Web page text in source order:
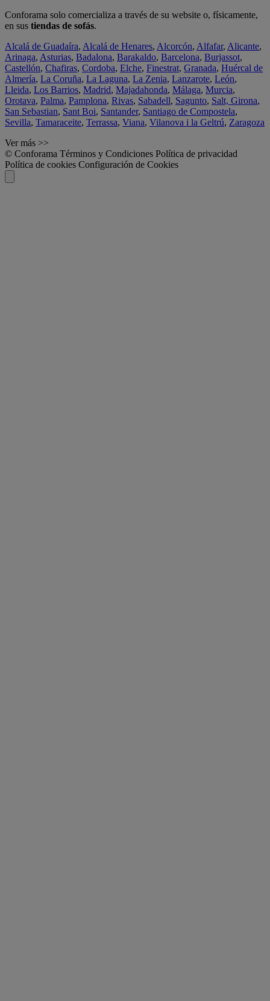
Conforama solo comercializa a través de su website o, físicamente,
en sus tiendas de sofás.
Alcalá de Guadaíra, Alcalá de Henares, Alcorcón, Alfafar, Alicante,
Arinaga, Asturias, Badalona, Barakaldo, Barcelona, Burjassot,
Castellón, Chafiras, Cordoba, Elche, Finestrat, Granada, Huércal de
Almería, La Coruña, La Laguna, La Zenia, Lanzarote, León,
Lleida, Los Barrios, Madrid, Majadahonda, Málaga, Murcia,
Orotava, Palma, Pamplona, Rivas, Sabadell, Sagunto, Salt, Girona,
San Sebastian, Sant Boi, Santander, Santiago de Compostela,
Sevilla, Tamaraceite, Terrassa, Viana, Vilanova i la Geltrú, Zaragoza
Ver más >>
© Conforama Términos y Condiciones Política de privacidad
Política de cookies Configuración de Cookies